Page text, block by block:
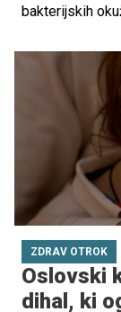
bakterijskih
ZDRAV OTROK
Oslovski
dihal, ki